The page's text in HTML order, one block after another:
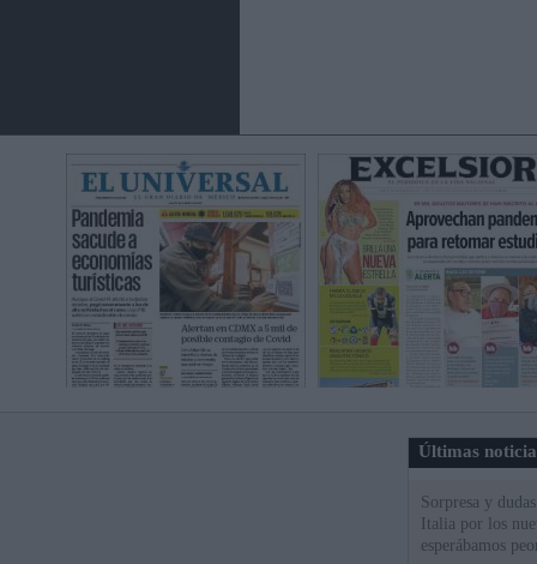
Últimas
Sorpresa y
Italia por los
esperábamos